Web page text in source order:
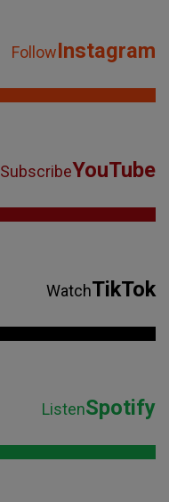
FollowInstagram
SubscribeYouTube
WatchTikTok
ListenSpotify